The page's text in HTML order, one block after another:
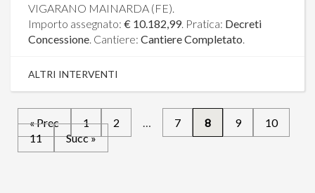
VIGARANO MAINARDA (FE).
Importo assegnato: € 10.182,99. Pratica: Decreti
Concessione. Cantiere: Cantiere Completato.
ALTRI INTERVENTI
« Prec 1 2 … 7 8 9
10
11
Succ »